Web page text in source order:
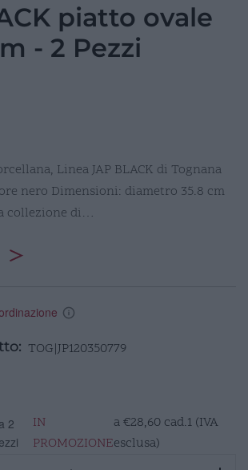
piatto ovale
- 2 Pezzi
Linea JAP BLACK di Tognana
nero Dimensioni: diametro 35.8 cm
collezione di…
TOG|JP120350779
2
IN
PROMOZIONE
a€28,60 cad.1 (IVA
esclusa)